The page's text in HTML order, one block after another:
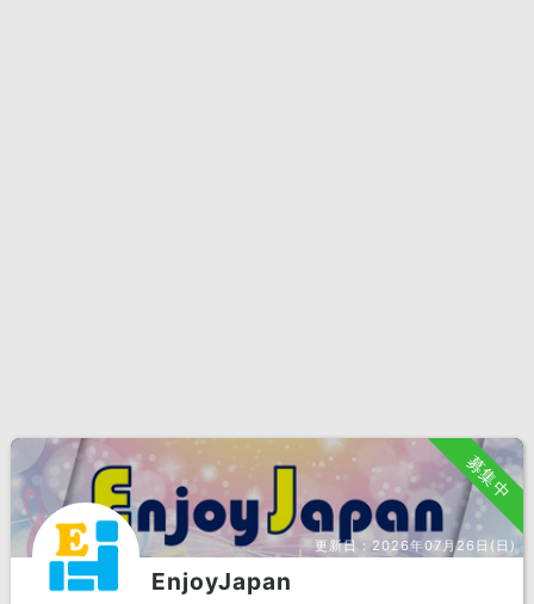
募集中
更新日：2026年07月26日(日)
EnjoyJapan